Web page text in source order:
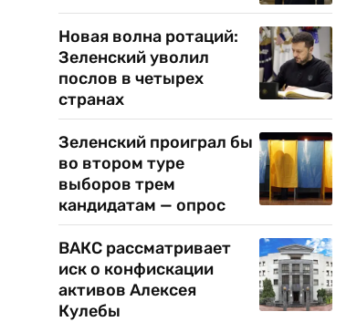
Новая волна ротаций:
Зеленский уволил
послов в четырех
странах
Зеленский проиграл бы
во втором туре
выборов трем
кандидатам — опрос
ВАКС рассматривает
иск о конфискации
активов Алексея
Кулебы